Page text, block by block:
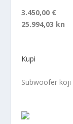
3.450,00 €
25.994,03 kn
Kupi
Subwoofer